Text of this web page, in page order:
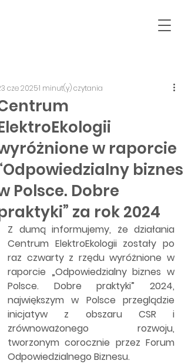
w raporcie
biznes
Polsce. Dobre
za rok 2024
cze 20251 minut(y) czytania
Z dumą informujemy, że działania
Centrum ElektroEkologii zostały po
raz czwarty z rzędu wyróżnione w
raporcie „Odpowiedzialny biznes w
Polsce. Dobre praktyki” 2024,
największym w Polsce przeglądzie
inicjatyw z obszaru CSR i
zrównoważonego rozwoju,
tworzonym corocznie przez Forum
Odpowiedzialnego Biznesu.